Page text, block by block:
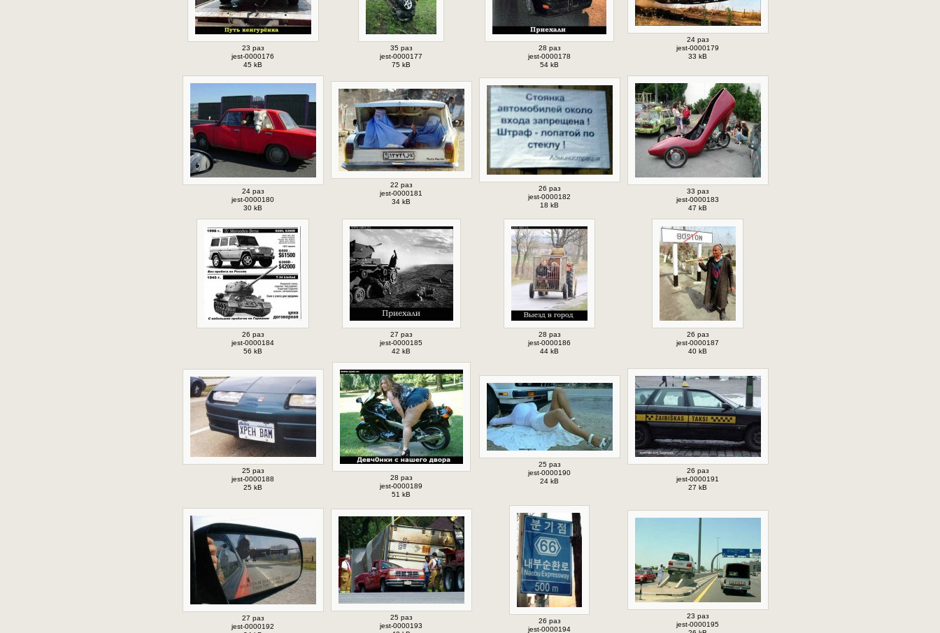
23 раз
jest-0000176
45 kB
35 раз
jest-0000177
75 kB
28 раз
jest-0000178
54 kB
24 раз
jest-0000179
33 kB
24 раз
jest-0000180
30 kB
22 раз
jest-0000181
34 kB
26 раз
jest-0000182
18 kB
33 раз
jest-0000183
47 kB
26 раз
jest-0000184
56 kB
27 раз
jest-0000185
42 kB
28 раз
jest-0000186
44 kB
26 раз
jest-0000187
40 kB
25 раз
jest-0000188
25 kB
28 раз
jest-0000189
51 kB
25 раз
jest-0000190
24 kB
26 раз
jest-0000191
27 kB
27 раз
jest-0000192
25 раз
jest-0000193
26 раз
jest-0000194
23 раз
jest-0000195